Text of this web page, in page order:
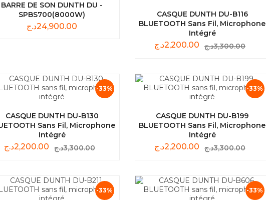
BARRE DE SON DUNTH DU -
SPBS700(8000W)
24,900.00د.ج
CASQUE DUNTH DU-B116
BLUETOOTH Sans Fil, Microphone
Intégré
3,300.00د.ج 2,200.00د.ج
-33%
CASQUE DUNTH DU-B130
Sans Fil, Microphone
Intégré
3,300.00د.ج 2,200.00د.ج
-33%
CASQUE DUNTH DU-B199
BLUETOOTH Sans Fil, Microphone
Intégré
3,300.00د.ج 2,200.00د.ج
-33% -33%